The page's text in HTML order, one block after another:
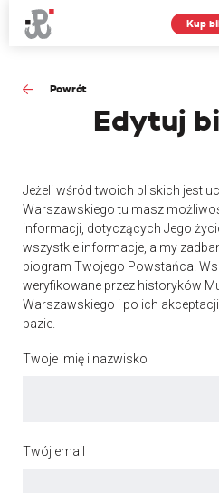
Kup
Powrót
Edytuj
Jeżeli wśród twoich bliskich jest
Warszawskiego tu masz
informacji, dotyczących Jego
wszystkie informacje, a my
biogram Twojego Powstańca.
weryfikowane przez historyków
Warszawskiego i po ich
bazie.
Twoje imię i nazwisko
Twój email